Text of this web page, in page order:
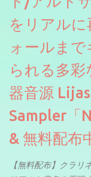
をリアル
ォールま
られる多
器音源
Sampler「
& 無料配布
【無料配布】クラ